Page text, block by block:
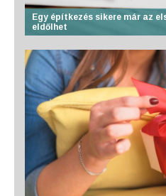
Egy építkezés sikere már az
eldőlhet